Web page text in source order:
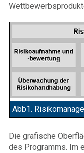
Abb1.
Die grafische
des Programms. Im